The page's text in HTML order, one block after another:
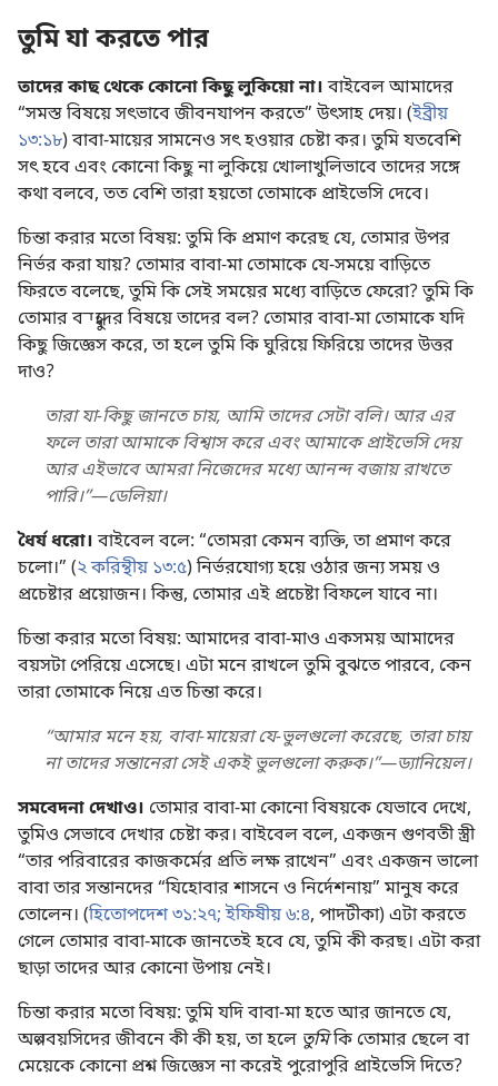
তুমি যা করতে পার
তাদের কাছ থেকে কোনো কিছু লুকিয়ো না।বাইবেল আমাদের
“সমস্ত বিষয়ে সৎভাবে জীবনযাপন করতে” উৎসাহ দেয়। (ইব্রীয়
১৩:১৮) বাবা-মায়ের সামনেও সৎ হওয়ার চেষ্টা কর। তুমি যতবেশি
সৎ হবে এবং কোনো কিছু না লুকিয়ে খোলাখুলিভাবে তাদের সঙ্গে
কথা বলবে, তত বেশি তারা হয়তো তোমাকে প্রাইভেসি দেবে।
চিন্তা করার মতো বিষয়: তুমি কি প্রমাণ করেছ যে, তোমার উপর
নির্ভর করা যায়? তোমার বাবা-মা তোমাকে যে-সময়ে বাড়িতে
ফিরতে বলেছে, তুমি কি সেই সময়ের মধ্যে বাড়িতে ফেরো? তুমি কি
তোমার বন্ধুদের বিষয়ে তাদের বল? তোমার বাবা-মা তোমাকে যদি
কিছু জিজ্ঞেস করে, তা হলে তুমি কি ঘুরিয়ে ফিরিয়ে তাদের উত্তর
দাও?
তারা যা-কিছু জানতে চায়, আমি তাদের সেটা বলি। আর এর
ফলে তারা আমাকে বিশ্বাস করে এবং আমাকে প্রাইভেসি দেয়
আর এইভাবে আমরা নিজেদের মধ্যে আনন্দ বজায় রাখতে
পারি।”—ডেলিয়া।
ধৈর্য ধরো।বাইবেল বলে: “তোমরা কেমন ব্যক্তি, তা প্রমাণ করে
চলো।” (২ করিন্থীয় ১৩:৫) নির্ভরযোগ্য হয়ে ওঠার জন্য সময় ও
প্রচেষ্টার প্রয়োজন। কিন্তু, তোমার এই প্রচেষ্টা বিফলে যাবে না।
চিন্তা করার মতো বিষয়: আমাদের বাবা-মাও একসময় আমাদের
বয়সটা পেরিয়ে এসেছে। এটা মনে রাখলে তুমি বুঝতে পারবে, কেন
তারা তোমাকে নিয়ে এত চিন্তা করে।
“আমার মনে হয়, বাবা-মায়েরা যে-ভুলগুলো করেছে, তারা চায়
না তাদের সন্তানেরা সেই একই ভুলগুলো করুক।”—ড্যানিয়েল।
সমবেদনা দেখাও। তোমার বাবা-মা কোনো বিষয়কে যেভাবে দেখে,
তুমিও সেভাবে দেখার চেষ্টা কর। বাইবেল বলে, একজন গুণবতী স্ত্রী
“তার পরিবারের কাজকর্মের প্রতি লক্ষ রাখেন” এবং একজন ভালো
বাবা তার সন্তানদের “যিহোবার শাসনে ও নির্দেশনায়” মানুষ করে
তোলেন। (হিতোপদেশ ৩১:২৭;ইফিষীয় ৬:৪, পাদটীকা) এটা করতে
গেলে তোমার বাবা-মাকে জানতেই হবে যে, তুমি কী করছ। এটা করা
ছাড়া তাদের আর কোনো উপায় নেই।
চিন্তা করার মতো বিষয়: তুমি যদি বাবা-মা হতে আর জানতে যে,
অল্পবয়সিদের জীবনে কী কী হয়, তা হলে তুমিকি তোমার ছেলে বা
মেয়েকে কোনো প্রশ্ন জিজ্ঞেস না করেই পুরোপুরি প্রাইভেসি দিতে?